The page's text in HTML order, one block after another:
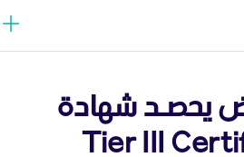
يحصـد شهادة
"Tier III